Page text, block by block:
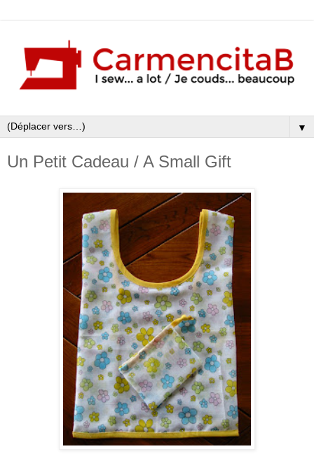
▼
Un Petit Cadeau / A Small Gift